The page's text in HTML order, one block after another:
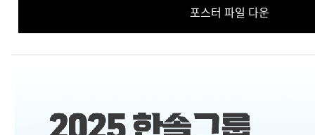
포스터 파일 다운